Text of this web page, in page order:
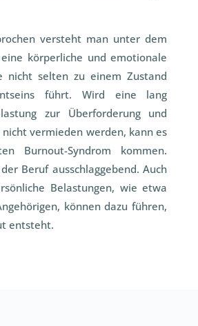
versteht man unter dem
körperliche und emotionale
nicht selten zu einem Zustand
führt. Wird eine lang
zur Überforderung und
nicht vermieden werden, kann es
Burnout-Syndrom kommen.
Beruf ausschlaggebend. Auch
Belastungen, wie etwa
können dazu führen,
entsteht.